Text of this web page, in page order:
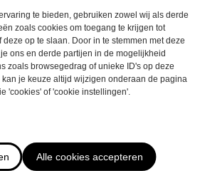
te ontvangen
verklaart u zich akkoord met ons
te bieden, gebruiken zowel wij als derde
zoals cookies om toegang te krijgen tot
op te slaan. Door in te stemmen met deze
ons en derde partijen in de mogelijkheid
zoals browsegedrag of unieke ID's op deze
je keuze altijd wijzigen onderaan de pagina
'cookies' of 'cookie instellingen'.
Alle cookies accepteren